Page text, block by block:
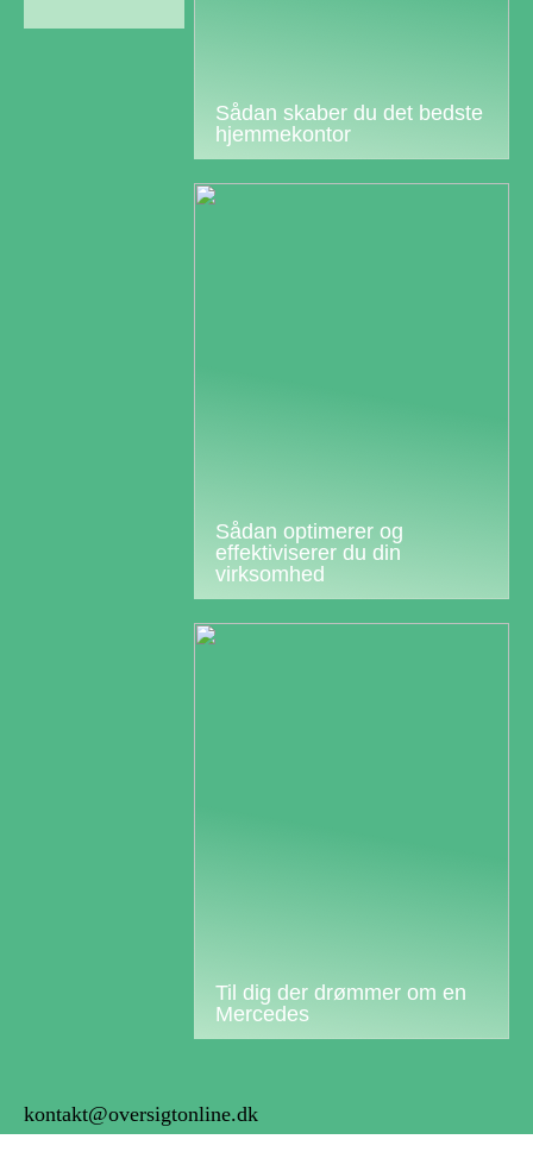
Sådan skaber du det bedste
hjemmekontor
Sådan optimerer og
effektiviserer du din
virksomhed
Til dig der drømmer om en
Mercedes
kontakt@oversigtonline.dk